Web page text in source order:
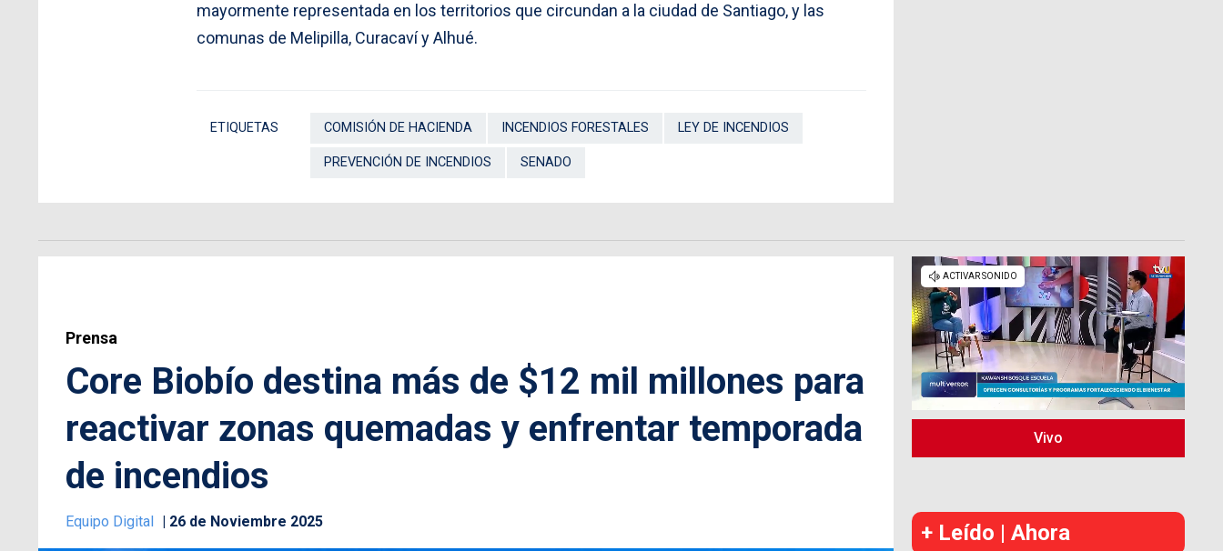
mayormente representada en los territorios que circundan a la ciudad de Santiago, y las
comunas de Melipilla, Curacaví y Alhué.
ETIQUETAS COMISIÓN DE HACIENDA INCENDIOS FORESTALES LEY DE INCENDIOS
PREVENCIÓN DE INCENDIOS SENADO
Prensa
Core Biobío destina más de $12 mil millones para
reactivar zonas quemadas y enfrentar temporada
de incendios
Equipo Digital 26 de Noviembre 2025
Vivo
+ Leído | Ahora